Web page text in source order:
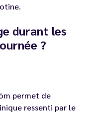
durant les
?
permet de
ressenti par le